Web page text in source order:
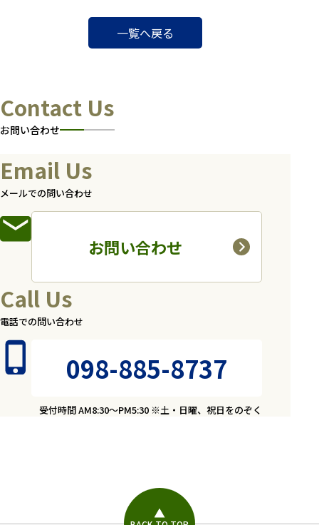
一覧へ戻る
Contact Us
お問い合わせ
Email Us
メールでの問い合わせ
お問い合わせ
Call Us
電話での問い合わせ
098-885-8737
受付時間 AM8:30～PM5:30 ※土・日曜、祝日をのぞく